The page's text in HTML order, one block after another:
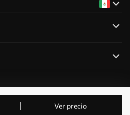
Ver precio
de cookies
los derechos reservados.
z o.o. CIF: PL9223057591.